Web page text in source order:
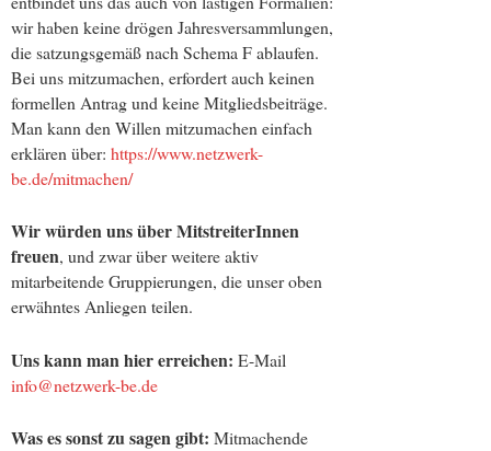
wir haben keine drögen Jahresversammlungen,
die satzungsgemäß nach Schema F ablaufen.
Bei uns mitzumachen, erfordert auch keinen
formellen Antrag und keine Mitgliedsbeiträge.
Man kann den Willen mitzumachen einfach
erklären über: https://www.netzwerk-
be.de/mitmachen/
Wir würden uns über MitstreiterInnen
freuen, und zwar über weitere aktiv
mitarbeitende Gruppierungen, die unser oben
erwähntes Anliegen teilen.
Uns kann man hier erreichen: E-Mail
info@netzwerk-be.de
Was es sonst zu sagen gibt: Mitmachende